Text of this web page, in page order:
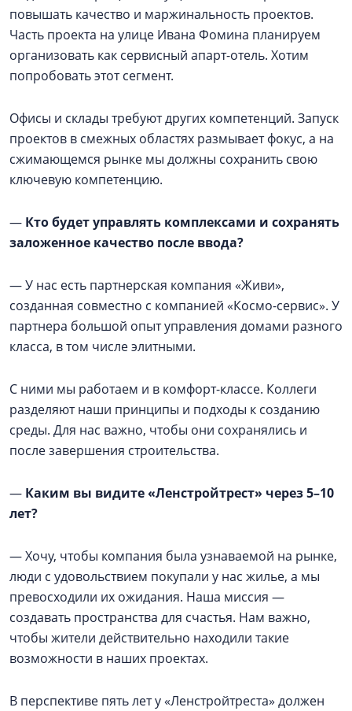
повышать качество и маржинальность проектов.
Часть проекта на улице Ивана Фомина планируем
организовать как сервисный апарт-отель. Хотим
попробовать этот сегмент.
Офисы и склады требуют других компетенций. Запуск
проектов в смежных областях размывает фокус, а на
сжимающемся рынке мы должны сохранить свою
ключевую компетенцию.
— Кто будет управлять комплексами и сохранять
заложенное качество после ввода?
— У нас есть партнерская компания «Живи»,
созданная совместно с компанией «Космо-сервис». У
партнера большой опыт управления домами разного
класса, в том числе элитными.
С ними мы работаем и в комфорт-классе. Коллеги
разделяют наши принципы и подходы к созданию
среды. Для нас важно, чтобы они сохранялись и
после завершения строительства.
— Каким вы видите «Ленстройтрест» через 5–10
лет?
— Хочу, чтобы компания была узнаваемой на рынке,
люди с удовольствием покупали у нас жилье, а мы
превосходили их ожидания. Наша миссия —
создавать пространства для счастья. Нам важно,
чтобы жители действительно находили такие
возможности в наших проектах.
В перспективе пять лет у «Ленстройтреста» должен